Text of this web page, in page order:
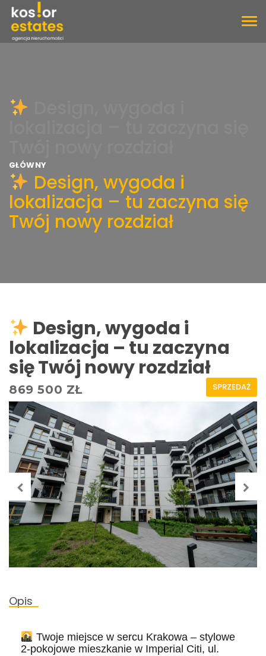
GŁÓWNY
Design, wygoda i
lokalizacja – tu zaczyna się
Twój nowy rozdział
Design, wygoda i
lokalizacja – tu zaczyna
się Twój nowy rozdział
SPRZEDAŻ
869 500 ZŁ
Opis
Twoje miejsce w sercu Krakowa – stylowe
2-pokojowe mieszkanie w Imperial Citi, ul.